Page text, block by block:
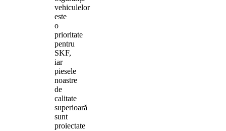
vehiculelor
este
o
prioritate
pentru
SKF,
iar
piesele
noastre
de
calitate
superioară
sunt
proiectate